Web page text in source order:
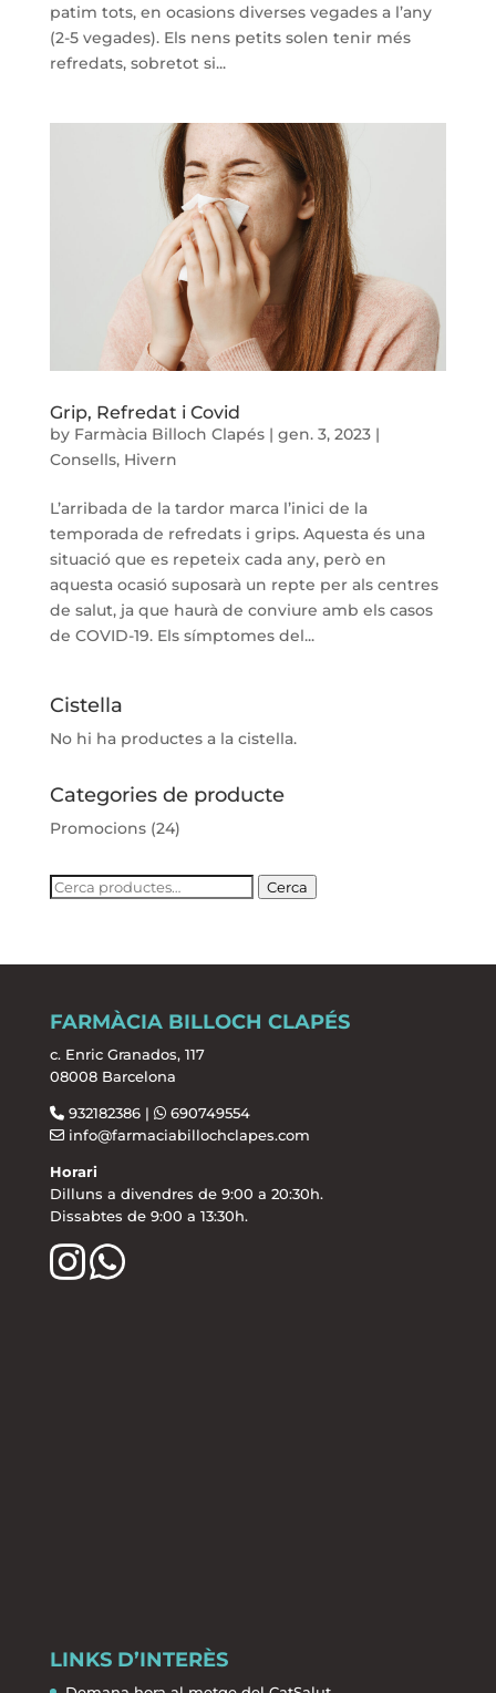
patim tots, en ocasions diverses vegades a l’any
(2-5 vegades). Els nens petits solen tenir més
refredats, sobretot si...
Grip, Refredat i Covid
by Farmàcia Billoch Clapés| gen. 3, 2023|
Consells, Hivern
L’arribada de la tardor marca l’inici de la
temporada de refredats i grips. Aquesta és una
situació que es repeteix cada any, però en
aquesta ocasió suposarà un repte per als centres
de salut, ja que haurà de conviure amb els casos
de COVID-19. Els símptomes del...
Cistella
No hi ha productes a la cistella.
Categories de producte
Promocions (24)
Cerca: Cerca
FARMÀCIA BILLOCH CLAPÉS
c. Enric Granados, 117
08008 Barcelona
932182386 |
690749554
info@farmaciabillochclapes.com
Horari
Dilluns a divendres de 9:00 a 20:30h.
Dissabtes de 9:00 a 13:30h.
LINKS D’INTERÈS